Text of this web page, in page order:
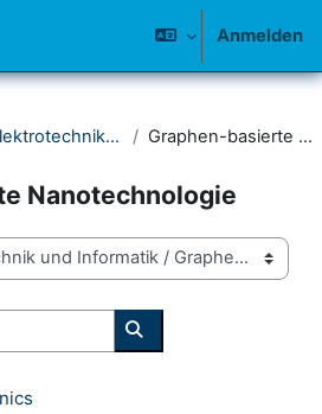
Anmelden
Elektrotechnik und Informatik Graphen-basierte Nanotechnologie
Nanotechnologie
Kurse suchen